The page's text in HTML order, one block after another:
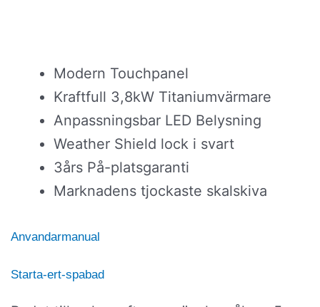
Modern Touchpanel
Kraftfull 3,8kW Titaniumvärmare
Anpassningsbar LED Belysning
Weather Shield lock i svart
3års På-platsgaranti
Marknadens tjockaste skalskiva
Anvandarmanual
Starta-ert-spabad